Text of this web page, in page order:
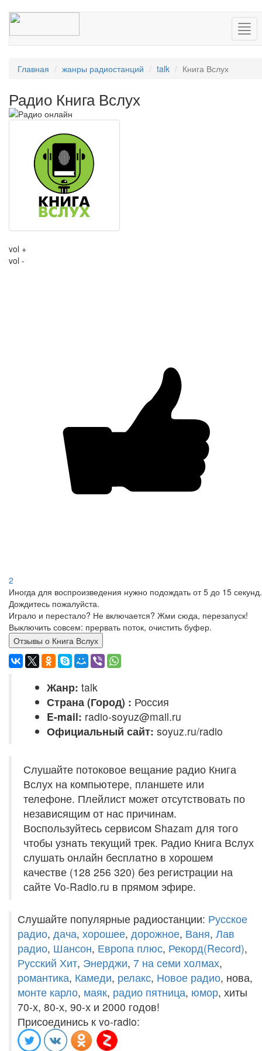
Главная жанры радиостанций talk Книга Вслух
Радио Книга Вслух
vol +
vol -
2
Иногда для воспроизведения нужно подождать от 5 до 15 секунд.
Дождитесь пожалуйста.
Играло и перестало? Не включается? Жми сюда, перезапуск!
Выключить совсем: прервать поток, очистить буфер.
Отзывы о Книга Вслух
Жанр: talk
Страна (Город) : Россия
E-mail: radio-soyuz@mail.ru
Официальный сайт: soyuz.ru/radio
Слушайте потоковое вещание радио Книга
Вслух на компьютере, планшете или
телефоне. Плейлист может отсутствовать по
независящим от нас причинам.
Воспользуйтесь сервисом Shazam для того
чтобы узнать текущий трек. Радио Книга Вслух
слушать онлайн бесплатно в хорошем
качестве (128 256 320) без регистрации на
сайте Vo-Radio.ru в прямом эфире.
Слушайте популярные радиостанции: Русское
радио, дача, хорошее, дорожное, Ваня, Лав
радио, Шансон, Европа плюс, Рекорд(Record),
Русский Хит, Энерджи, 7 на семи холмах,
романтика, Камеди, релакс, Новое радио, нова,
монте карло, маяк, радио пятница, юмор, хиты
70-х, 80-х, 90-х и 2000 годов!
Присоединись к vo-radio: